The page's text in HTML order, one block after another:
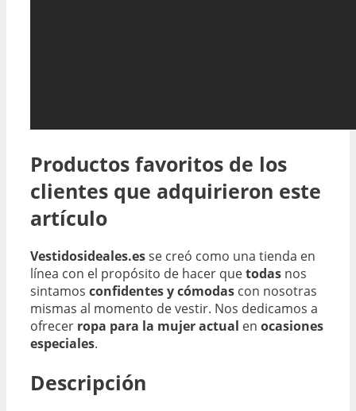
Productos favoritos de los
clientes que adquirieron este
artículo
Vestidosideales.esse creó como una tienda en
línea con el propósito de hacer quetodas nos
sintamos confidentes y cómodas con nosotras
mismas al momento de vestir. Nos dedicamos a
ofrecer ropa para la mujer actual en ocasiones
especiales.
Descripción